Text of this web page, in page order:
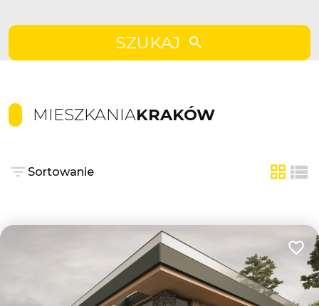
SZUKAJ
MIESZKANIAKRAKÓW
Sortowanie
tabela